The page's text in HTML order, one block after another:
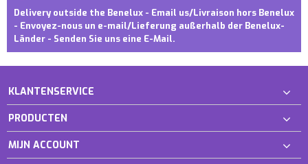
Delivery outside the Benelux - Email us/Livraison hors Benelux
- Envoyez-nous un e-mail/Lieferung außerhalb der Benelux-
Länder - Senden Sie uns eine E-Mail.
KLANTENSERVICE
PRODUCTEN
MIJN ACCOUNT